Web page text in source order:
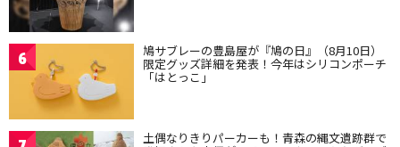
6 鳩サブレーの豊島屋が『鳩の日』（8月10日）
限定グッズ詳細を発表！今年はシリコンポーチ
「はとっこ」
土偶なりきりパーカーも！青森の縄文遺跡群で